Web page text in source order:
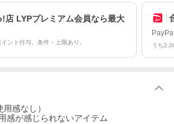
店 LYPプレミアム会員なら最大
ント付与。条件・上限あり。 うち
感なし）
感が感じられないアイテム